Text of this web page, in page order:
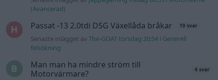
(Avancerad)
Passat -13 2.0tdi DSG Växellåda bråkar 10 svar
Senaste inlägget avThe-GOAT torsdag 20:54 i Generell
felsökning
Man man ha mindre ström till
Motorvärmare?
4 svar